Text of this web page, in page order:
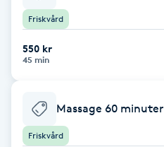
Barnklippning
BIAB
Bottenfärg
Friskvård
550 kr
45 min
Massage 60 minuter
Friskvård